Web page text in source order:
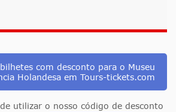
com desconto para o Museu
Holandesa em Tours-tickets.com
utilizar o nosso código de desconto